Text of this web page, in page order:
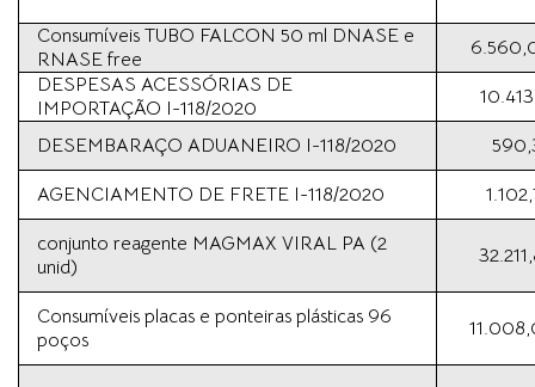
Consumíveis TUBO FALCON 50 ml DNASE e
RNASE free
DESPESAS ACESSÓRIAS DE
IMPORTAÇÃO I-118/2020
DESEMBARAÇO ADUANEIRO I-118/2020
AGENCIAMENTO DE FRETE I-118/2020
conjunto reagente MAGMAX VIRAL PA (2
unid)
Consumíveis placas e ponteiras plásticas 96
poços